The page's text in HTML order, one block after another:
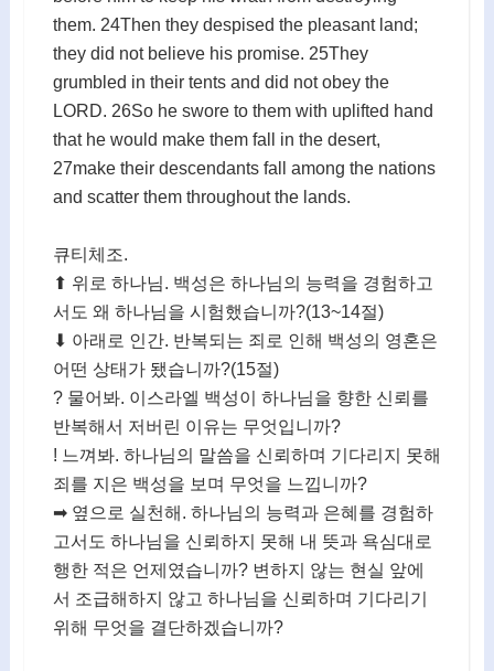
them. 24Then they despised the pleasant land;
they did not believe his promise. 25They
grumbled in their tents and did not obey the
LORD. 26So he swore to them with uplifted hand
that he would make them fall in the desert,
27make their descendants fall among the nations
and scatter them throughout the lands.
큐티체조.
⬆ 위로 하나님. 백성은 하나님의 능력을 경험하고
서도 왜 하나님을 시험했습니까?(13~14절)
⬇ 아래로 인간. 반복되는 죄로 인해 백성의 영혼은
어떤 상태가 됐습니까?(15절)
? 물어봐. 이스라엘 백성이 하나님을 향한 신뢰를
반복해서 저버린 이유는 무엇입니까?
! 느껴봐. 하나님의 말씀을 신뢰하며 기다리지 못해
죄를 지은 백성을 보며 무엇을 느낍니까?
➡ 옆으로 실천해. 하나님의 능력과 은혜를 경험하
고서도 하나님을 신뢰하지 못해 내 뜻과 욕심대로
행한 적은 언제였습니까? 변하지 않는 현실 앞에
서 조급해하지 않고 하나님을 신뢰하며 기다리기
위해 무엇을 결단하겠습니까?